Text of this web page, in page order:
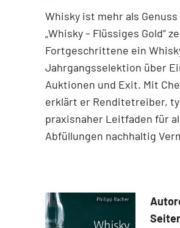
Whisky ist mehr als
„Whisky – Flüssiges Gold“
Fortgeschrittene ein
Jahrgangsselektion über
Auktionen und Exit. Mit
erklärt er Renditetreiber,
praxisnaher Leitfaden für
Abfüllungen nachhaltig